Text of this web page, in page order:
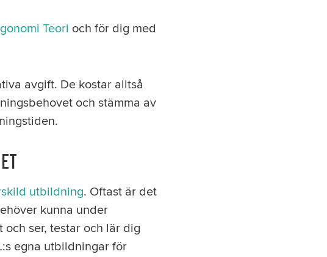
Teori och för dig med
avgift. De kostar alltså
och stämma av
utbildning. Oftast är det
kunna under
ser, testar och lär dig
egna utbildningar för